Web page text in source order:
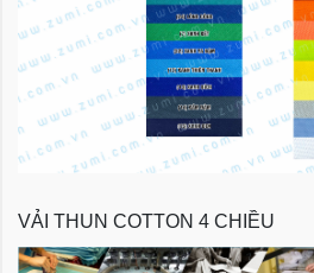
VẢI THUN COTTON 4 CHIỀU